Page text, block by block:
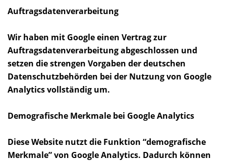
Auftragsdatenverarbeitung
Wir haben mit Google einen Vertrag zur
Auftragsdatenverarbeitung abgeschlossen und
setzen die strengen Vorgaben der deutschen
Datenschutzbehörden bei der Nutzung von Google
Analytics vollständig um.
Demografische Merkmale bei Google Analytics
Diese Website nutzt die Funktion “demografische
Merkmale” von Google Analytics. Dadurch können